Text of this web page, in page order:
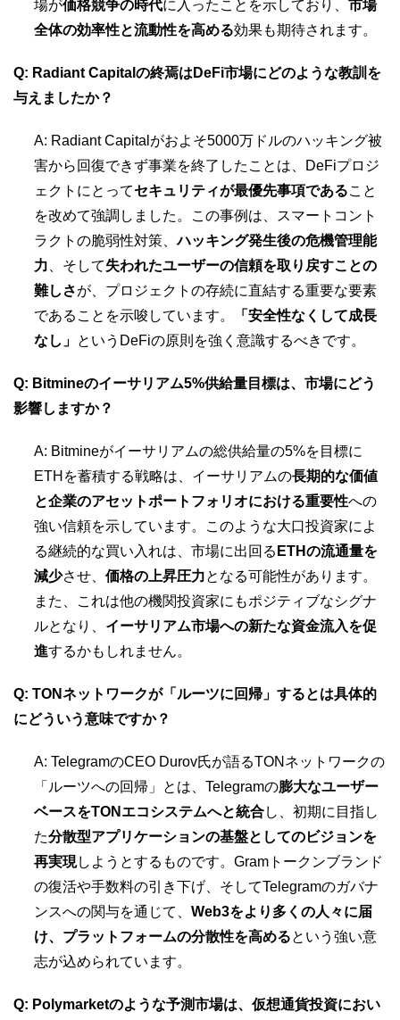
場が価格競争の時代に入ったことを示しており、市場
全体の効率性と流動性を高める効果も期待されます。
Q: Radiant Capitalの終焉はDeFi市場にどのような教訓を
与えましたか？
A: Radiant Capitalがおよそ5000万ドルのハッキング被
害から回復できず事業を終了したことは、DeFiプロジ
ェクトにとってセキュリティが最優先事項であること
を改めて強調しました。この事例は、スマートコント
ラクトの脆弱性対策、ハッキング発生後の危機管理能
力 、そして失われたユーザーの信頼を取り戻すことの
難しさが、プロジェクトの存続に直結する重要な要素
であることを示唆しています。
「安全性なくして成長
なし」
というDeFiの原則を強く意識するべきです。
Q: Bitmineのイーサリアム5%供給量目標は、市場にどう
影響しますか？
A: Bitmineがイーサリアムの総供給量の5%を目標に
ETHを蓄積する戦略は、イーサリアムの長期的な価値
と企業のアセットポートフォリオにおける重要性への
強い信頼を示しています。このような大口投資家によ
る継続的な買い入れは、市場に出回る ETHの流通量を
減少させ、価格の上昇圧力となる可能性があります。
また、これは他の機関投資家にもポジティブなシグナ
ルとなり、 イーサリアム市場への新たな資金流入を促
進するかもしれません。
Q: TONネットワークが「ルーツに回帰」するとは具体的
にどういう意味ですか？
A: TelegramのCEO Durov氏が語るTONネットワークの
「ルーツへの回帰」とは、Telegramの膨大なユーザー
ベースをTONエコシステムへと統合し、初期に目指し
た分散型アプリケーションの基盤としてのビジョンを
再実現しようとするものです。Gramトークンブランド
の復活や手数料の引き下げ、そしてTelegramのガバナ
ンスへの関与を通じて、Web3をより多くの人々に届
け、プラットフォームの分散性を高めるという強い意
志が込められています。
Q: Polymarketのような予測市場は、仮想通貨投資におい